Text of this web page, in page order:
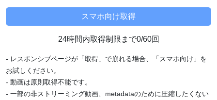
24時間内取得制限まで0/60回
- レスポンシブページが「取得」で崩れる場合、「スマホ向け」を
お試しください。
- 動画は原則取得不能です。
- 一部の非ストリーミング動画、metadataのために圧縮したくない